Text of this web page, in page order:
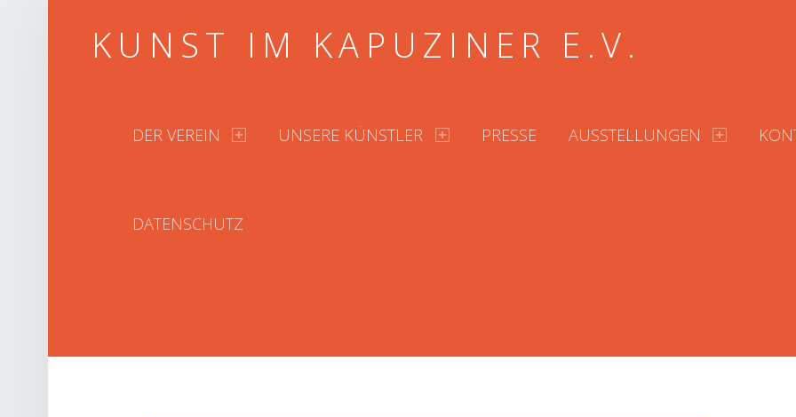
KUNST IM KAPUZINER E.V.
DER VEREIN UNSERE KÜNSTLER PRESSE AUSSTELLUNGEN
DATENSCHUTZ